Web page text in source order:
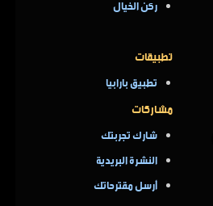
ركن الخيال
تطبيقات
تطبيق بارابيا
مشاركات
شارك تجربتك
النشرة البريدية
أرسل مقترحاتك